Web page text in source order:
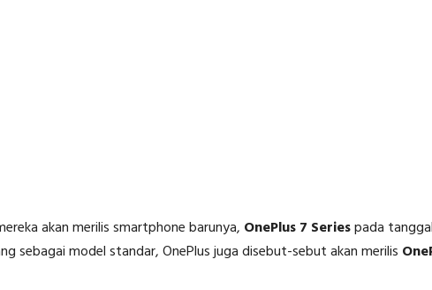
akan merilis smartphone barunya, OnePlus 7 Seriespada
sebagai model standar, OnePlus juga disebut-sebut akan merilis